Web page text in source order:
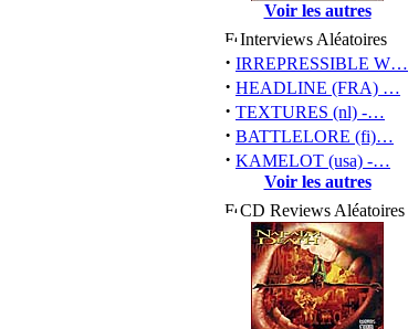
Voir les autres
Interviews Aléatoires
· IRREPRESSIBLE W…
· HEADLINE (FRA) …
· TEXTURES (nl) -…
· BATTLELORE (fi)…
· KAMELOT (usa) -…
Voir les autres
CD Reviews Aléatoires